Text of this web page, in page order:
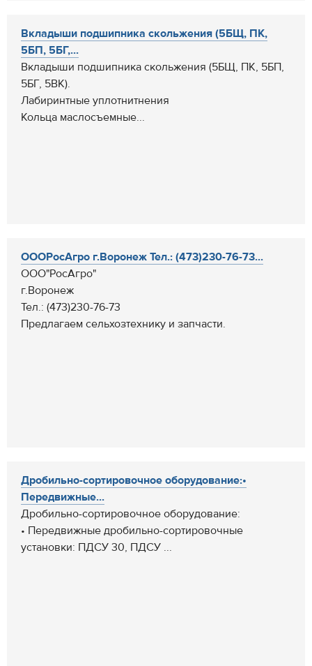
Вкладыши подшипника скольжения (5БЩ, ПК,
5БП, 5БГ,...
Вкладыши подшипника скольжения (5БЩ, ПК, 5БП,
5БГ, 5ВК).
Лабиринтные уплотнитнения
Кольца маслосъемные...
ОООРосАгро г.Воронеж Тел.: (473)230-76-73...
ООО"РосАгро"
г.Воронеж
Тел.: (473)230-76-73
Предлагаем сельхозтехнику и запчасти.
Дробильно-сортировочное оборудование:•
Передвижные...
Дробильно-сортировочное оборудование:
• Передвижные дробильно-сортировочные
установки: ПДСУ 30, ПДСУ ...